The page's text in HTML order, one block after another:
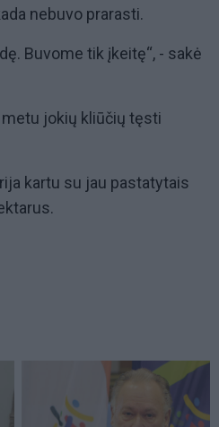
nebuvo prarasti.
Buvome tik įkeitę“, - sakė
jokių kliūčių tęsti
kartu su jau pastatytais